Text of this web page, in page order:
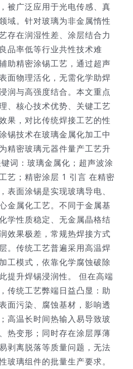
被广泛应用于光电传感、真
域。针对玻璃为非金属惰性
存在润湿性差、涂层结合力
品率低等行业共性技术难
助精密涂锡工艺，通过超声
面物理活化，无需化学助焊
润与高强度结合。本文重点
、核心技术优势、关键工艺
果，对比传统焊接工艺的性
锡技术在玻璃金属化加工中
精密玻璃元器件量产工艺升
词：玻璃金属化；超声波涂
艺；精密涂层 1 引言 在精密
表面涂锡是实现玻璃导电、
金属化工艺。不同于金属基
学性质稳定、无金属晶格结
效果极差，常规热焊接方式
。传统工艺普遍采用高温焊
工模式，依靠化学腐蚀破除
提升焊锡浸润性。 但在高端
传统工艺弊端日益凸显：助
面污染、腐蚀基材，影响透
高温长时间热输入易导致玻
热变形；同时存在涂层厚薄
剥离脱落等质量问题，无法
玻璃组件的批量生产要求。